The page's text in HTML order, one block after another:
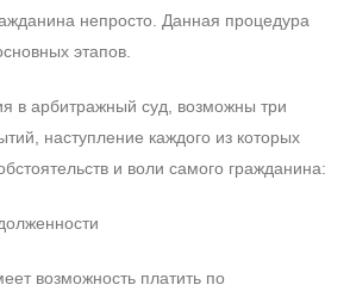
непросто. Данная процедура
этапов.
в арбитражный суд, возможны три
наступление каждого из которых
и воли самого гражданина:
возможность платить по